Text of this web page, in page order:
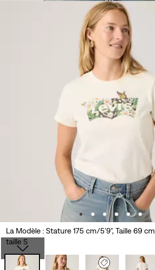
La Modèle : Stature 175 cm/5'9", Taille 69
taille S